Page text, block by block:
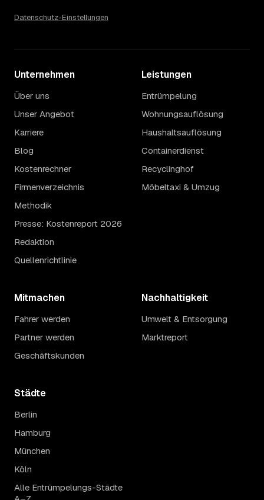
Größe und Wertanrechnung des Hausstands ab, ein
Datenschutz-Einstellungen
Unternehmen
Über uns
Unser Angebot
Karriere
Blog
Kostenrechner
Firmenverzeichnis
Methodik
Presse: Kostenreport 2026
Redaktion
Quellenrichtlinie
Leistungen
Entrümpelung
Wohnungsauflösung
Haushaltsauflösung
Containerdienst
Recyclinghof
Möbeltaxi & Umzug
Mitmachen
Fahrer werden
Partner werden
Geschäftskunden
Nachhaltigkeit
Umwelt & Entsorgung
Marktreport
Städte
Berlin
Hamburg
München
Köln
Alle Entrümpelungs-Städte